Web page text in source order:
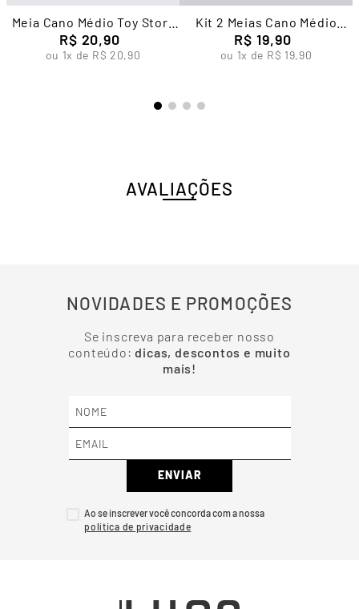
Meia Cano Médio Toy Story
Infantil Unissex Lupo
R$ 20,90
ou 1x de R$ 20,90
Kit 2 Meias Cano Médio
Algodão Feminina Lupo
R$ 19,90
ou 1x de R$ 19,90
AVALIAÇÕES
NOVIDADES E PROMOÇÕES
Se inscreva para receber nosso
conteúdo: dicas, descontos e muito
mais!
ENVIAR
Ao se inscrever você concorda com a nossa